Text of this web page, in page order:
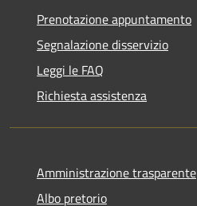
Prenotazione appuntamento
Segnalazione disservizio
Leggi le FAQ
Richiesta assistenza
Amministrazione trasparente
Albo pretorio